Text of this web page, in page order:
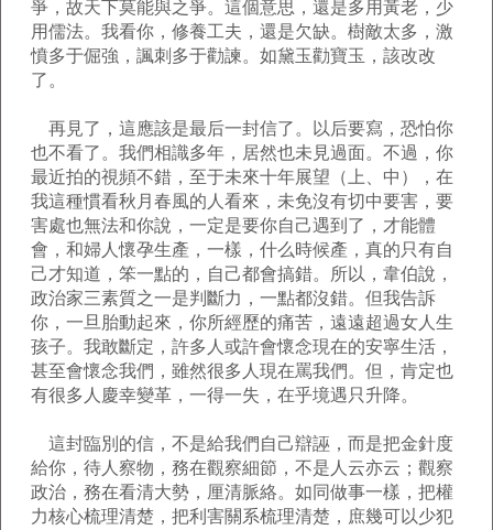
爭，故天下莫能與之爭。這個意思，還是多用黃老，少
用儒法。我看你，修養工夫，還是欠缺。樹敵太多，激
憤多于倔強，諷刺多于勸諫。如黛玉勸寶玉，該改改
了。
再見了，這應該是最后一封信了。以后要寫，恐怕你
也不看了。我們相識多年，居然也未見過面。不過，你
最近拍的視頻不錯，至于未來十年展望（上、中），在
我這種慣看秋月春風的人看來，未免沒有切中要害，要
害處也無法和你說，一定是要你自己遇到了，才能體
會，和婦人懷孕生產，一樣，什么時候產，真的只有自
己才知道，笨一點的，自己都會搞錯。所以，韋伯說，
政治家三素質之一是判斷力，一點都沒錯。但我告訴
你，一旦胎動起來，你所經歷的痛苦，遠遠超過女人生
孩子。我敢斷定，許多人或許會懷念現在的安寧生活，
甚至會懷念我們，雖然很多人現在罵我們。但，肯定也
有很多人慶幸變革，一得一失，在乎境遇只升降。
這封臨別的信，不是給我們自己辯誣，而是把金針度
給你，待人察物，務在觀察細節，不是人云亦云；觀察
政治，務在看清大勢，厘清脈絡。如同做事一樣，把權
力核心梳理清楚，把利害關系梳理清楚，庶幾可以少犯